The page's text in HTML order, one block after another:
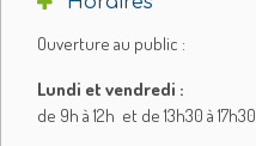
Ouverture au public :
Lundi et vendredi :
de 9h à 12h et de 13h30 à 17h30